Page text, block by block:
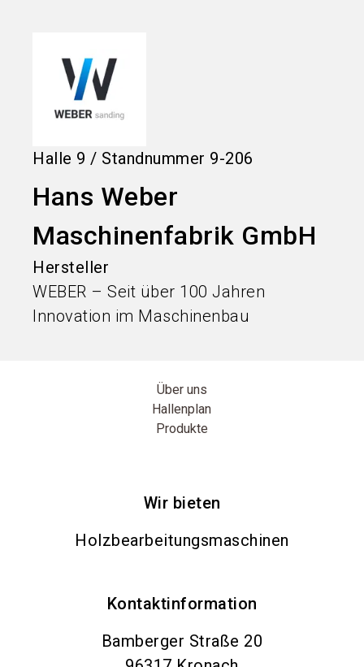
Halle 9 / Standnummer 9-206
Hans Weber
Maschinenfabrik GmbH
Hersteller
WEBER – Seit über 100 Jahren
Innovation im Maschinenbau
Über uns
Hallenplan
Produkte
Wir bieten
Holzbearbeitungsmaschinen
Kontaktinformation
Bamberger Straße 20